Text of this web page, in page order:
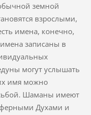
земной
взрослыми,
имена, конечно,
записаны в
могут услышать
имя можно
Шаманы имеют
Духами и